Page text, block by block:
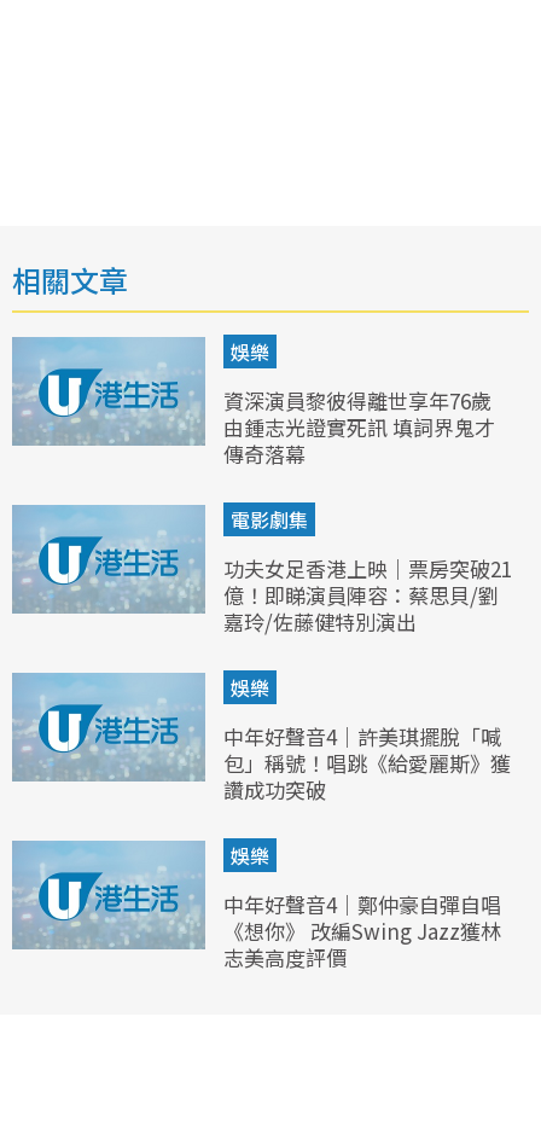
相關文章
娛樂
資深演員黎彼得離世享年76歲
由鍾志光證實死訊 填詞界鬼才
傳奇落幕
電影劇集
功夫女足香港上映｜票房突破21
億！即睇演員陣容：蔡思貝/劉
嘉玲/佐藤健特別演出
娛樂
中年好聲音4｜許美琪擺脫「喊
包」稱號！唱跳《給愛麗斯》獲
讚成功突破
娛樂
中年好聲音4｜鄭仲豪自彈自唱
《想你》 改編Swing Jazz獲林
志美高度評價